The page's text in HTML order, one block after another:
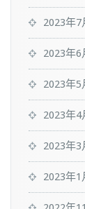
2023年7
2023年6
2023年5
2023年4
2023年3
2023年1